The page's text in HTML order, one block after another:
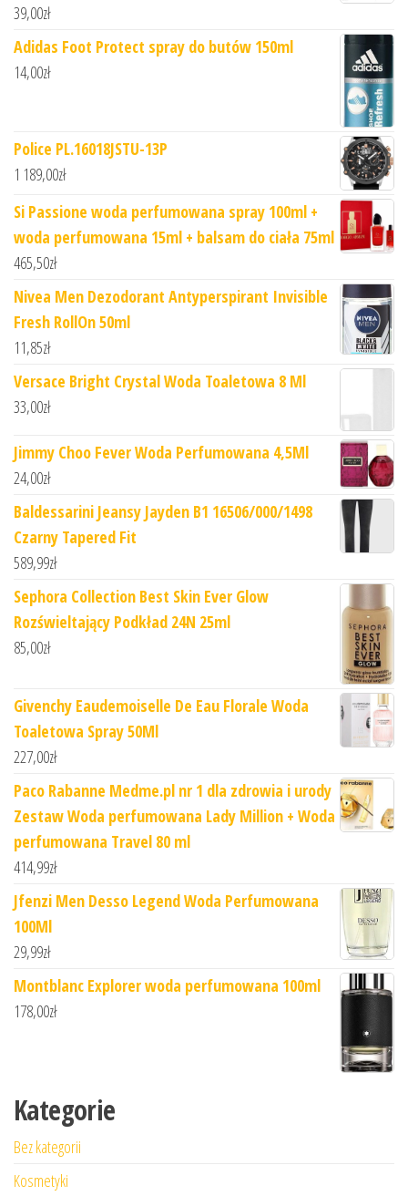
39,00zł
Adidas Foot Protect spray do butów 150ml
14,00zł
Police PL.16018JSTU-13P
1 189,00zł
Si Passione woda perfumowana spray 100ml +
woda perfumowana 15ml + balsam do ciała 75ml
465,50zł
Nivea Men Dezodorant Antyperspirant Invisible
Fresh RollOn 50ml
11,85zł
Versace Bright Crystal Woda Toaletowa 8 Ml
33,00zł
Jimmy Choo Fever Woda Perfumowana 4,5Ml
24,00zł
Baldessarini Jeansy Jayden B1 16506/000/1498
Czarny Tapered Fit
589,99zł
Sephora Collection Best Skin Ever Glow
Rozświeltający Podkład 24N 25ml
85,00zł
Givenchy Eaudemoiselle De Eau Florale Woda
Toaletowa Spray 50Ml
227,00zł
Paco Rabanne Medme.pl nr 1 dla zdrowia i urody
Zestaw Woda perfumowana Lady Million + Woda
perfumowana Travel 80 ml
414,99zł
Jfenzi Men Desso Legend Woda Perfumowana
100Ml
29,99zł
Montblanc Explorer woda perfumowana 100ml
178,00zł
Kategorie
Bez kategorii
Kosmetyki